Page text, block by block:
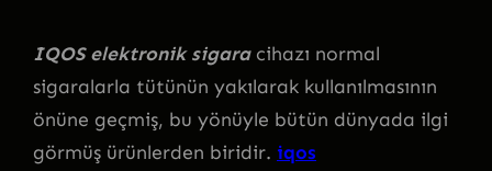
IQOS elektronik sigaracihazı normal
sigaralarla tütünün yakılarak kullanılmasının
önüne geçmiş, bu yönüyle bütün dünyada ilgi
görmüş ürünlerden biridir. iqos